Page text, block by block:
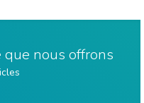
que nous offrons